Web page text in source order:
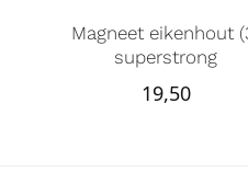
Magneet eikenhout
superstrong
19,50